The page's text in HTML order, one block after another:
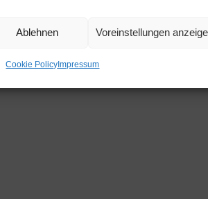
Ablehnen Voreinstellungen
Cookie PolicyImpressum